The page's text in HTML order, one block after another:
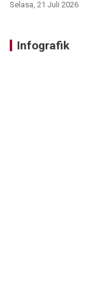
Selasa, 21 Juli 2026
Infografik